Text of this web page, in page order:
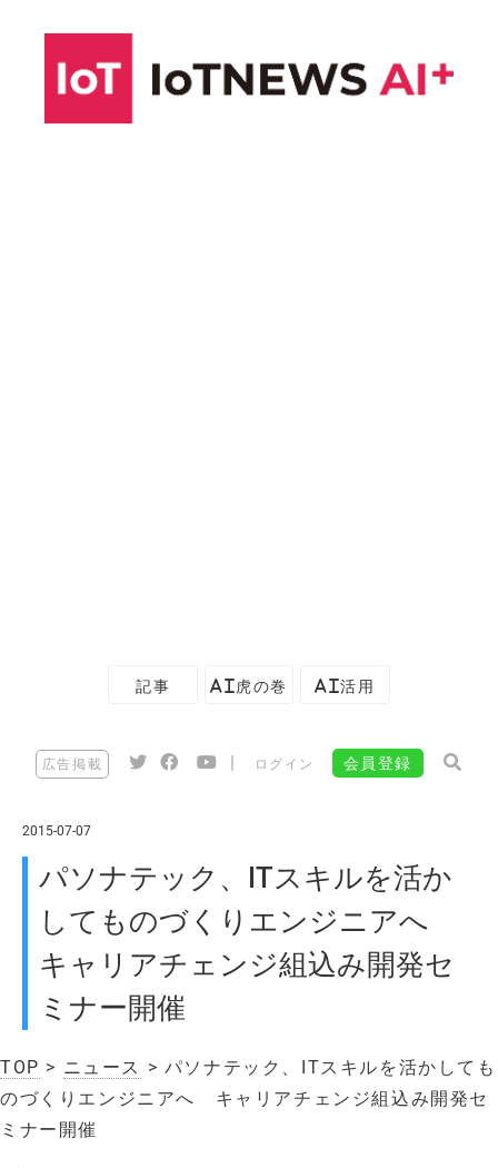
記事 AI虎の巻 AI活用
広告掲載 ログイン 会員登録
2015-07-07
パソナテック、ITスキルを活か
してものづくりエンジニアへ
キャリアチェンジ組込み開発セ
ミナー開催
TOP > ニュース > パソナテック、ITスキルを活かしても
のづくりエンジニアへ キャリアチェンジ組込み開発セ
ミナー開催